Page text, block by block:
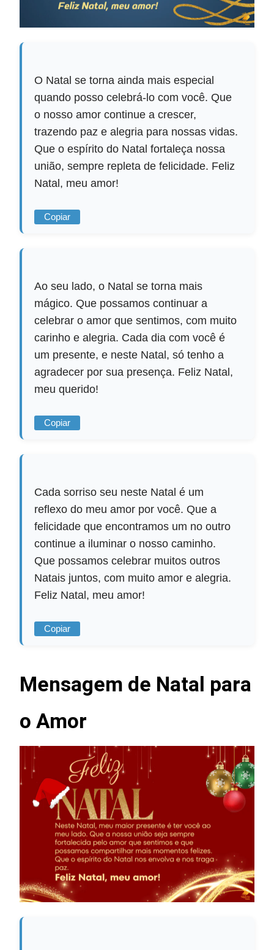
O Natal se torna ainda mais especial
quando posso celebrá-lo com você. Que
o nosso amor continue a crescer,
trazendo paz e alegria para nossas vidas.
Que o espírito do Natal fortaleça nossa
união, sempre repleta de felicidade. Feliz
Natal, meu amor!
Copiar
Ao seu lado, o Natal se torna mais
mágico. Que possamos continuar a
celebrar o amor que sentimos, com muito
carinho e alegria. Cada dia com você é
um presente, e neste Natal, só tenho a
agradecer por sua presença. Feliz Natal,
meu querido!
Copiar
Cada sorriso seu neste Natal é um
reflexo do meu amor por você. Que a
felicidade que encontramos um no outro
continue a iluminar o nosso caminho.
Que possamos celebrar muitos outros
Natais juntos, com muito amor e alegria.
Feliz Natal, meu amor!
Copiar
Mensagem de Natal para
o Amor